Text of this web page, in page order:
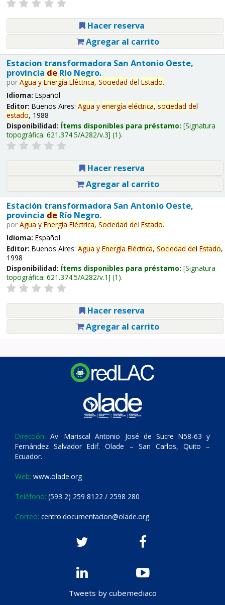
Hacer reserva
Agregar al carrito
Estacion transformadora San Antonio Oeste,
provincia deRío Negro.
por Agua y Energía Eléctrica, Sociedad del Estado.
Idioma: Español
Editor: Buenos Aires: Agua y energía eléctrica, sociedad del
estado, 1988
Disponibilidad: Ítems disponibles para préstamo: Signatura
topográfica: 621.374.5/A282/v.3 (1).
Hacer reserva
Agregar al carrito
Estación transformadora San Antonio Oeste,
provincia deRío Negro.
por Agua y Energía Eléctrica, Sociedad del Estado.
Idioma: Español
Editor: Buenos Aires: Agua y Energía Eléctrica, Sociedad del Estado,
1998
Disponibilidad: Ítems disponibles para préstamo: Signatura
topográfica: 621.374.5/A282/v.1 (1).
Hacer reserva
Agregar al carrito
Dirección: Av. Mariscal Antonio José de Sucre N58-63 y
Fernández Salvador Edif. Olade – San Carlos, Quito –
Ecuador.
Web: www.olade.org
Teléfono: (593 2) 259 8122 / 2598 280
Correo: centro.documentacion@olade.org
Tweets by cubemediaco